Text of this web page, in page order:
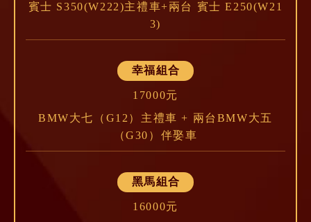
賓士 S350(W222)主禮車+兩台 賓士 E250(W21
3)
幸福組合
17000元
BMW大七（G12）主禮車 + 兩台BMW大五
（G30）伴娶車
黑馬組合
16000元